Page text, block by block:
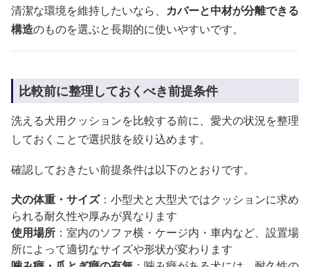
清潔な環境を維持したいなら、 カバーと中材が分離できる
構造のものを選ぶと長期的に使いやすいです。
比較前に整理しておくべき前提条件
洗える犬用クッションを比較する前に、愛犬の状況を整理
しておくことで選択肢を絞り込めます。
確認しておきたい前提条件は以下のとおりです。
犬の体重・サイズ：小型犬と大型犬ではクッションに求め
られる耐久性や厚みが異なります
使用場所 ：室内のソファ横・ケージ内・車内など、設置場
所によって適切なサイズや形状が変わります